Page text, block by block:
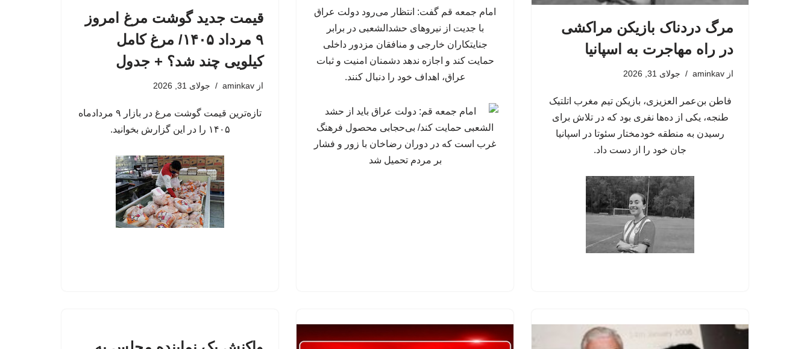
مرگ دردناک بازیکن مراکشی
در راه مهاجرت به اسپانیا
از aminkav جولای 31, 2026
فاطن بن‌عمر العزیزی، بازیکن تیم مغرب اتلتیک
طنجه، یکی از ده‌ها نفری بود که در تلاش برای
رسیدن به منطقه خودمختار سئوتا در اسپانیا
جان خود را از دست داد.
امام جمعه قم گفت: انتظار می‌رود دولت عراق
با جدیت از نیروهای حشدالشعبی در برابر
جنایتکاران خارجی و منافقان مزدور داخلی
حمایت کند و اجازه ندهد دشمنان امنیت و ثبات
عراق، اهداف خود را دنبال کنند.
قیمت جدید گوشت مرغ امروز
۹ مرداد ۱۴۰۵/ مرغ کامل
کیلویی چند شد؟ + جدول
از aminkav جولای 31, 2026
تازه‌ترین قیمت گوشت مرغ در بازار ۹ مردادماه
۱۴۰۵ را در این گزارش بخوانید.